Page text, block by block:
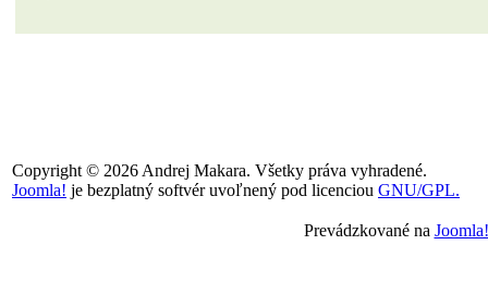
Copyright © 2026 Andrej Makara. Všetky práva vyhradené.
Joomla! je bezplatný softvér uvoľnený pod licenciou GNU/GPL.
Prevádzkované na Joomla!